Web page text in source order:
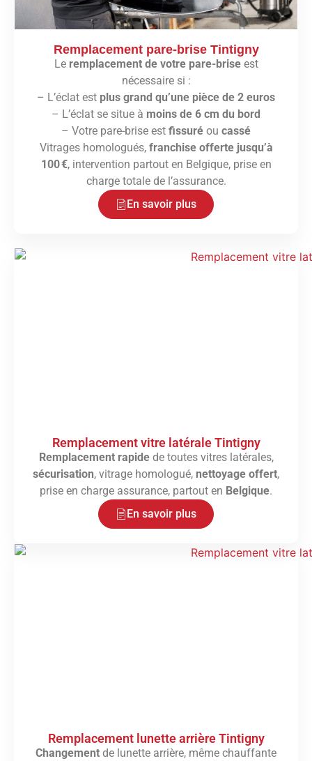
Remplacement pare-brise Tintigny
Le remplacement de votre pare-briseest
nécessaire si :
– L’éclat est plus grand qu’une pièce de 2 euros
– L’éclat se situe à moins de 6 cm du bord
– Votre pare-brise est fissuré ou cassé
Vitrages homologués, franchise offerte jusqu’à
100 €, intervention partout en Belgique, prise en
charge totale de l’assurance.
En savoir plus
Remplacement vitre latérale Tintigny
Remplacement rapidede toutes vitres latérales,
sécurisation, vitrage homologué, nettoyage offert,
prise en charge assurance, partout en Belgique.
En savoir plus
Remplacement lunette arrière Tintigny
Changement de lunette arrière, même chauffante